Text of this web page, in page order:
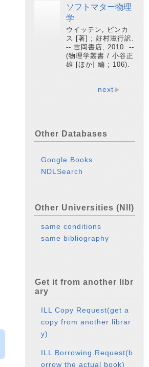
ソフトマター物理
学
ウイッテン, ピンカ
ス [著] ; 好村滋行訳.
-- 吉岡書店, 2010. --
(物理学叢書 / 小谷正
雄 [ほか] 編 ; 106).
next
Other Databases
Google Books
NDLSearch
Other Universities (NII)
same conditions
same bibliography
Get it from another libr
ary
ILL Copy Request(get a
copy from another librar
y)
ILL Borrowing Request(b
orrow the actual book)